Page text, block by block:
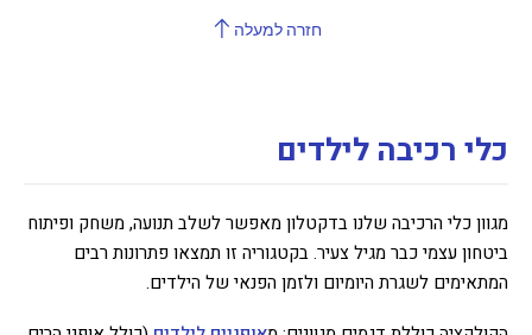
חזרה למעלה
כלי רכיבה לילדים
מגוון כלי הרכיבה שלנו בדקטלון מאפשר לשלב תנועה, משחק ופיתוח
ביטחון עצמי כבר מגיל צעיר. בקטגוריה זו תמצאו פתרונות רבים
המתאימים לשגרת היומיום ולזמן הפנאי של הילדים.